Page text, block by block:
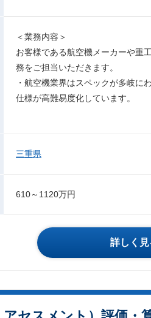
＜業務内容＞
お客様である航空機メーカーや重
務をご担当いただきます。
・航空機業界はスペックが多岐に
仕様が高難易度化しています。
三重県
610～1120万円
詳しく見